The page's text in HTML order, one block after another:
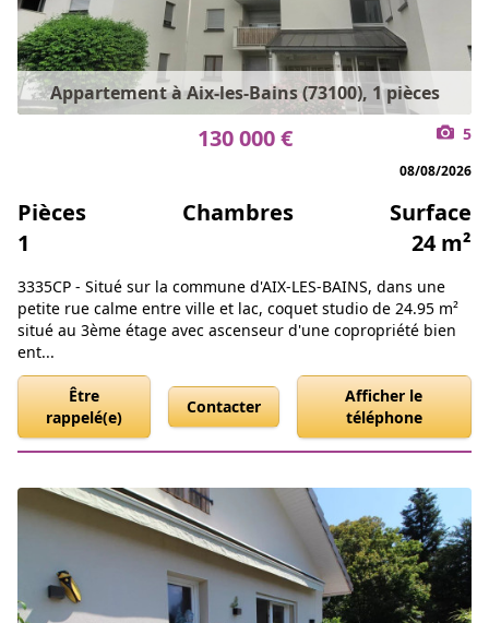
Appartement à Aix-les-Bains (73100), 1 pièces
130 000 € 5
08/08/2026
Pièces
1
Chambres
Surface
24 m²
3335CP - Situé sur la commune d'AIX-LES-BAINS, dans une
petite rue calme entre ville et lac, coquet studio de 24.95 m²
situé au 3ème étage avec ascenseur d'une copropriété bien
ent...
Être
rappelé(e)
Contacter
Afficher le
téléphone